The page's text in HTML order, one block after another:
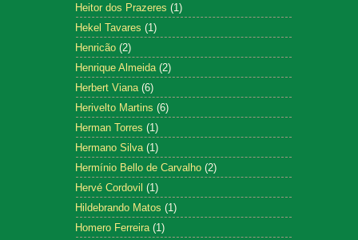
Heitor dos Prazeres (1)
Hekel Tavares (1)
Henricão (2)
Henrique Almeida (2)
Herbert Viana (6)
Herivelto Martins (6)
Herman Torres (1)
Hermano Silva (1)
Hermínio Bello de Carvalho (2)
Hervé Cordovil (1)
Hildebrando Matos (1)
Homero Ferreira (1)